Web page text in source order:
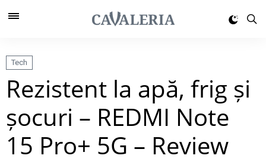
Tech
Rezistent la apă, frig și
șocuri – REDMI Note
15 Pro+ 5G – Review